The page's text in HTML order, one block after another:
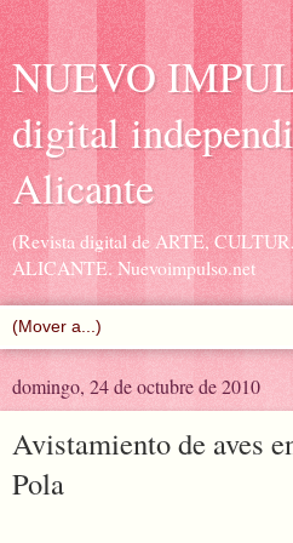
NUEVO
digital
Alicante
(Revista digital de ARTE,
ALICANTE. Nuevoimpulso.net
domingo, 24 de octubre de 2010
Avistamiento de aves
Pola